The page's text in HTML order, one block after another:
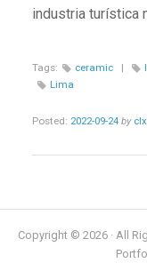
industria turística
Tags: ceramic |
Lima
Posted: 2022-09-24 by clx
Copyright © 2026 · All